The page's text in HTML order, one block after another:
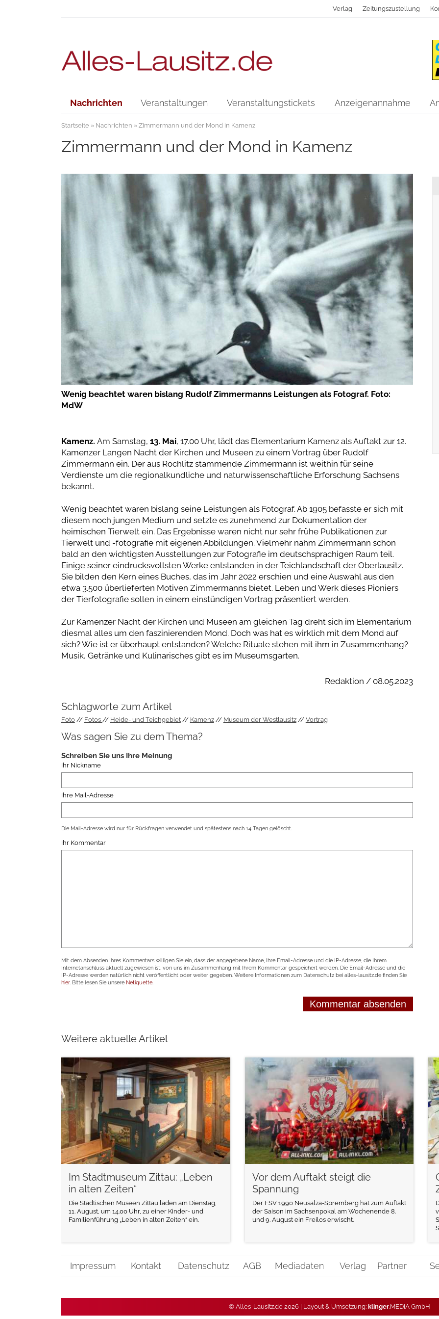
Verlag Zeitungszustellung
Nachrichten Veranstaltungen Veranstaltungstickets Anzeigenannahme
Startseite» Nachrichten » Zimmermann und der Mond in Kamenz
Zimmermann und der Mond in Kamenz
Wenig beachtet waren bislang Rudolf Zimmermanns Leistungen als Fotograf. Foto:
MdW
Kamenz. Am Samstag, 13. Mai, 17.00 Uhr, lädt das Elementarium Kamenz als Auftakt zur 12.
Kamenzer Langen Nacht der Kirchen und Museen zu einem Vortrag über Rudolf
Zimmermann ein. Der aus Rochlitz stammende Zimmermann ist weithin für seine
Verdienste um die regionalkundliche und naturwissenschaftliche Erforschung Sachsens
bekannt.
Wenig beachtet waren bislang seine Leistungen als Fotograf. Ab 1905 befasste er sich mit
diesem noch jungen Medium und setzte es zunehmend zur Dokumentation der
heimischen Tierwelt ein. Das Ergebnisse waren nicht nur sehr frühe Publikationen zur
Tierwelt und -fotografie mit eigenen Abbildungen. Vielmehr nahm Zimmermann schon
bald an den wichtigsten Ausstellungen zur Fotografie im deutschsprachigen Raum teil.
Einige seiner eindrucksvollsten Werke entstanden in der Teichlandschaft der Oberlausitz.
Sie bilden den Kern eines Buches, das im Jahr 2022 erschien und eine Auswahl aus den
etwa 3.500 überlieferten Motiven Zimmermanns bietet. Leben und Werk dieses Pioniers
der Tierfotografie sollen in einem einstündigen Vortrag präsentiert werden.
Zur Kamenzer Nacht der Kirchen und Museen am gleichen Tag dreht sich im Elementarium
diesmal alles um den faszinierenden Mond. Doch was hat es wirklich mit dem Mond auf
sich? Wie ist er überhaupt entstanden? Welche Rituale stehen mit ihm in Zusammenhang?
Musik, Getränke und Kulinarisches gibt es im Museumsgarten.
Redaktion / 08.05.2023
Schlagworte zum Artikel
Foto Fotos Heide- und Teichgebiet Kamenz Museum der Westlausitz Vortrag
Was sagen Sie zu dem Thema?
Schreiben Sie uns Ihre Meinung
Ihr Nickname
Ihre Mail-Adresse
Die Mail-Adresse wird nur für Rückfragen verwendet und spätestens nach 14 Tagen gelöscht.
Ihr Kommentar
Mit dem Absenden Ihres Kommentars willigen Sie ein, dass der angegebene Name, Ihre Email-Adresse und die IP-Adresse, die Ihrem
Internetanschluss aktuell zugewiesen ist, von uns im Zusammenhang mit Ihrem Kommentar gespeichert werden. Die Email-Adresse und die
IP-Adresse werden natürlich nicht veröffentlicht oder weiter gegeben. Weitere Informationen zum Datenschutz bei alles-lausitz.de finden Sie
hier. Bitte lesen Sie unsere Netiquette.
Weitere aktuelle Artikel
Im Stadtmuseum Zittau: „Leben
in alten Zeiten“
Die Städtischen Museen Zittau laden am Dienstag,
11. August, um 14.00 Uhr, zu einer Kinder- und
Familienführung „Leben in alten Zeiten“ ein.
weiterlesen
Vor dem Auftakt steigt die
Spannung
Der FSV 1990 Neusalza-Spremberg hat zum Auftakt
der Saison im Sachsenpokal am Wochenende 8.
und 9. August ein Freilos erwischt.
weiterlesen
Impressum Kontakt Datenschutz AGB Mediadaten Verlag Partner
© Alles-Lausitz.de 2026 | Layout & Umsetzung: klinger.MEDIA GmbH